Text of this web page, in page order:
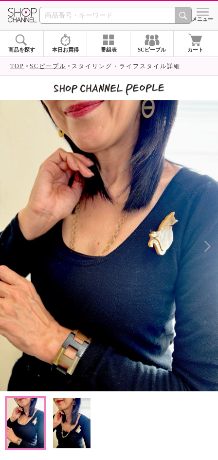
SHOP CHANNEL シメニュー
商品を探す 本日お買得 番組表 SCピープル カート
TOP SCピープル スタイリング・ライフスタイル詳細